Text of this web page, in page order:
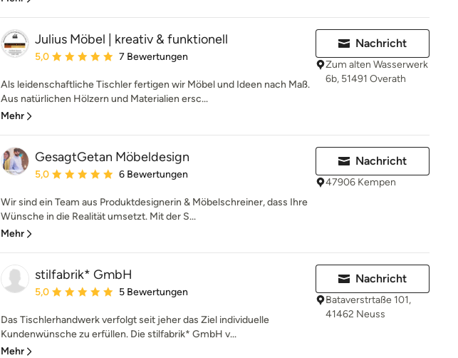
Julius Möbel | kreativ & funktionell
Durchschnittliche Bewertung: 5 von 5 Sternen
5,0 7 Bewertungen
Als leidenschaftliche Tischler fertigen wir Möbel und Ideen nach Maß.
Aus natürlichen Hölzern und Materialien ersc...
Mehr
Nachricht
Zum alten Wasserwerk
6b, 51491 Overath
GesagtGetan Möbeldesign
Durchschnittliche Bewertung: 5 von 5 Sternen
5,0 6 Bewertungen
Wir sind ein Team aus Produktdesignerin & Möbelschreiner, dass Ihre
Wünsche in die Realität umsetzt. Mit der S...
Mehr
Nachricht
47906 Kempen
stilfabrik* GmbH
Durchschnittliche Bewertung: 5 von 5 Sternen
5,0 5 Bewertungen
Das Tischlerhandwerk verfolgt seit jeher das Ziel individuelle
Kundenwünsche zu erfüllen. Die stilfabrik* GmbH v...
Mehr
Nachricht
Bataverstrtaße 101,
41462 Neuss